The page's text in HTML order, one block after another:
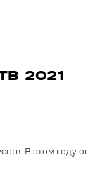
2021
В этом году